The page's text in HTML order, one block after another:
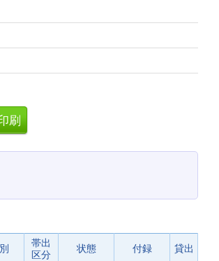
帯出
区分
状態 付録 貸出